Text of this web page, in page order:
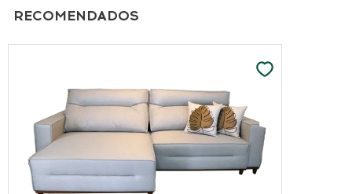
Nome*
Cidade*
RECOMENDADOS